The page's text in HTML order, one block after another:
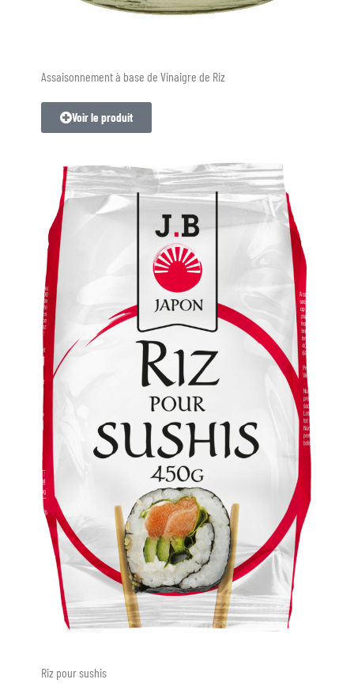
Assaisonnement à base de Vinaigre de Riz
Voir le produit
Riz pour sushis